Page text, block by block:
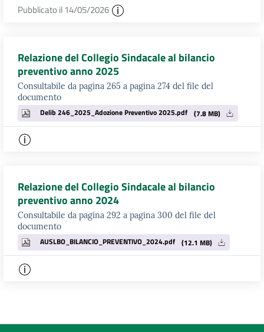
Pubblicato il 14/05/2026
Relazione del Collegio Sindacale al bilancio
preventivo anno 2025
Consultabile da pagina 265 a pagina 274 del file del
documento
Delib 246_2025_Adozione Preventivo 2025.pdf (7.8 MB)
Relazione del Collegio Sindacale al bilancio
preventivo anno 2024
Consultabile da pagina 292 a pagina 300 del file del
documento
AUSLBO_BILANCIO_PREVENTIVO_2024.pdf (12.1 MB)